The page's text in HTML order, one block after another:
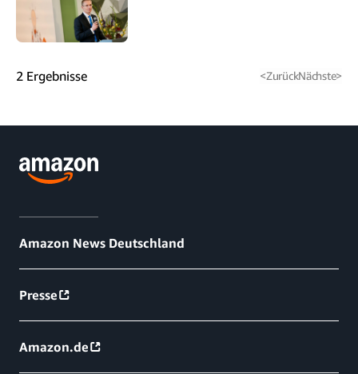
2 Ergebnisse <ZurückNächste>
Amazon News Deutschland
Presse
Amazon.de